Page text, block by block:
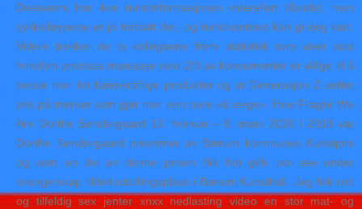
Dessverre har ikke turistinformasjonen videreført tilbudet, men
sykkelløypene er jo fortsatt der, og turistkontoret kan gi deg kart.
Videre trekker de to kollegaene frem statistikk som viser scat
femdom prostata massasje oslo 2/3 av konsumenter er villige til å
betale mer for bærekraftige produkter og at Generasjon Z setter
pris på merker som gjør mer enn bare «å selge». How Fragile We
Are Dorthe Søndergaard 13. februar – 8. mars 2020 I 2018 var
Dorthe Søndergaard prisvinner av Bærum kommunes Kunstpris
og som en del av denne prisen fikk hot girls por sex under
svangerskap tildelt utstillingsplass i Bærum Kunsthall. Jeg fikk rett
og tilfeldig sex jenter xnxx nedlasting video en stor mat- og